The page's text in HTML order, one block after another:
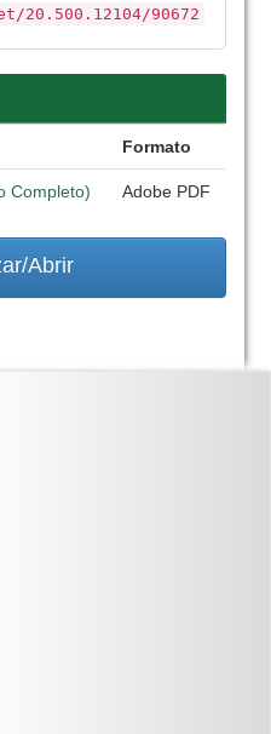
90672
Formato
Completo) Adobe PDF
Abrir